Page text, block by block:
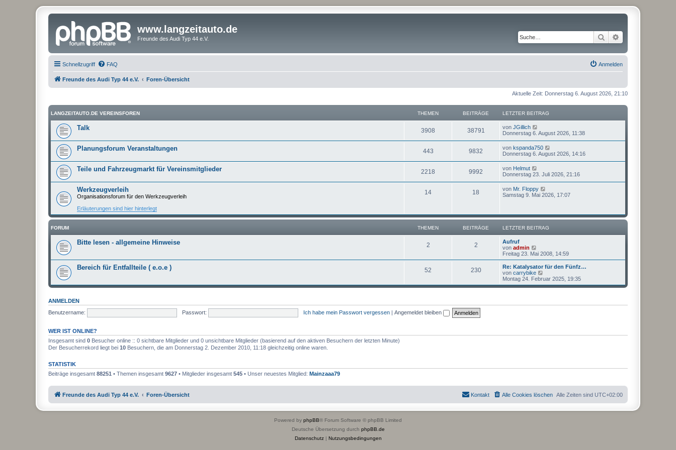
www.langzeitauto.de
Freunde des Audi Typ 44 e.V. Suche
Schnellzugriff FAQ Anmelden
Freunde des Audi Typ 44 e.V. Foren-Übersicht
Aktuelle Zeit: Donnerstag 6. August 2026, 21:10
LANGZEITAUTO.DE VEREINSFOREN THEMEN BEITRÄGE LETZTER BEITRAG
Talk 3908 38791 von JGillich
e
e
s
t
e
B
e
i
t
r
Donnerstag 6. August 2026, 11:38
Planungsforum Veranstaltungen 443 9832 von kspanda750
e
s
t
e
B
t
r
Donnerstag 6. August 2026, 14:16
Teile und Fahrzeugmarkt für Vereinsmitglieder 2218 9992 von Helmut
e
s
t
B
i
t
g
Donnerstag 23. Juli 2026, 21:16
Werkzeugverleih
Organisationsforum für den Werkzeugverleih
Erläuterungen sind hier hinterlegt
14 18 von Mr. Floppy
e
t
r
B
t
r
a
Samstag 9. Mai 2026, 17:07
FORUM THEMEN BEITRÄGE LETZTER BEITRAG
Bitte lesen - allgemeine Hinweise 2 2
Aufruf
von admin
e
u
e
s
t
r
i
Freitag 23. Mai 2008, 14:59
Bereich für Entfallteile ( e.o.e ) 52 230
Re: Katalysator für den Fünfz…
von carrybike
e
u
Montag 24. Februar 2025, 19:35
ANMELDEN
Benutzername:
Passwort: Ich habe mein Passwort vergessen | Angemeldet bleiben
WER IST ONLINE?
Insgesamt sind 0 Besucher online :: 0 sichtbare Mitglieder und 0 unsichtbare Mitglieder (basierend auf den aktiven Besuchern der letzten Minute)
Der Besucherrekord liegt bei 10 Besuchern, die am Donnerstag 2. Dezember 2010, 11:18 gleichzeitig online waren.
STATISTIK
Beiträge insgesamt 88251 • Themen insgesamt 9627 • Mitglieder insgesamt 545 • Unser neuestes Mitglied: Mainzaaa79
Freunde des Audi Typ 44 e.V. Foren-Übersicht Alle Zeiten sind UTC+02:00
Alle Cookies löschen
Kontakt
Powered by phpBB® Forum Software © phpBB Limited
Deutsche Übersetzung durch phpBB.de
Datenschutz| Nutzungsbedingungen